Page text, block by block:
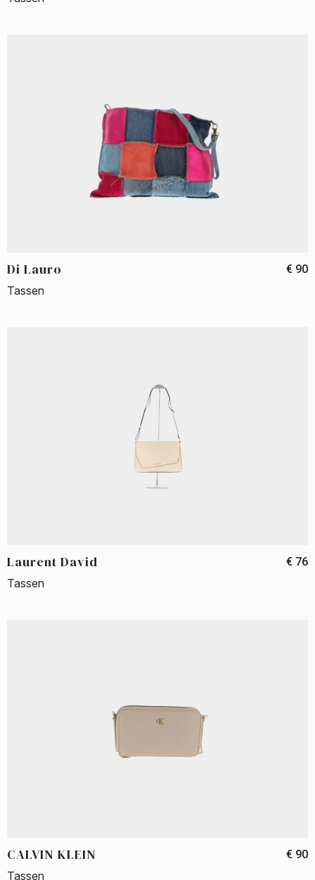
Di Lauro € 90
Tassen
Laurent David € 76
Tassen
CALVIN KLEIN € 90
Tassen